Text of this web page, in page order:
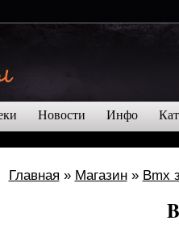
Новости Инфо
Главная » Магазин» Bmx